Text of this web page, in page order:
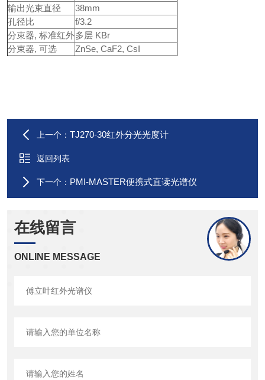
输出光束直径
38mm
孔径比
f/3.2
分束器, 标准红外多层 KBr
分束器, 可选
ZnSe, CaF2, CsI
上一个： TJ270-30红外分光光度计
返回列表
下一个： PMI-MASTER便携式直读光谱仪
在线留言
ONLINE MESSAGE